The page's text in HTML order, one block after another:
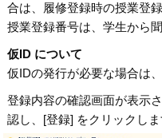
合は、 履修登録時の授業登
授業登録番号は、学生から
仮ID について
仮IDの発行が必要な場合は
登録内容の確認画面が表示
認し、[登録] をクリックしま